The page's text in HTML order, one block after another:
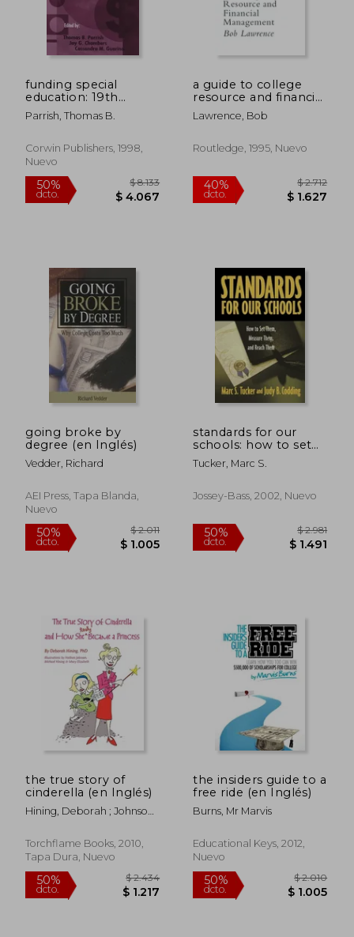
dcto. $ 1.284 dcto.
funding special
education: 19th
annual yearbook of
the american
association 1998 (en
Inglés)
Parrish, Thomas B.
Corwin Publishers, 1998,
Nuevo
50%
dcto. $ 4.067
a guide to college
resource and financial
management (en
Inglés)
Lawrence, Bob
Routledge, 1995, Nuevo
40%
dcto. $
going broke by
degree (en Inglés)
Vedder, Richard
AEI Press, Tapa Blanda,
Nuevo
standards for our
schools: how to set
them, measure them,
and reach them (en
Tucker, Marc S.
Jossey-Bass, 2002, Nuevo
the true story of
cinderella (en Inglés)
Hining, Deborah ; Johnson,
Torchflame Books, 2010,
Tapa Dura, Nuevo
the insiders guide to a
free ride (en Inglés)
Burns, Mr Marvis
Educational Keys, 2012,
Nuevo